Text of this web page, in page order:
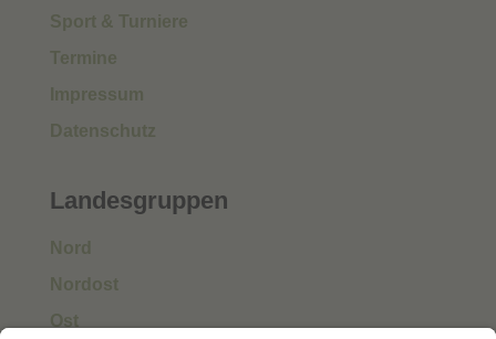
Sport & Turniere
Termine
Impressum
Datenschutz
Landesgruppen
Nord
Nordost
Ost